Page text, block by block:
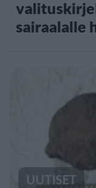
sairaalalle
UUTISET